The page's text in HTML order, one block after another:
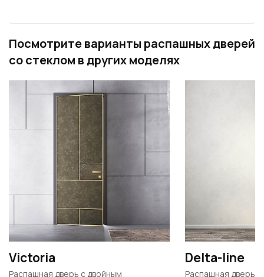
Посмотрите варианты распашных дверей
со стеклом в других моделях
Victoria
Распашная дверь с двойным
Delta-line
Распашная дверь